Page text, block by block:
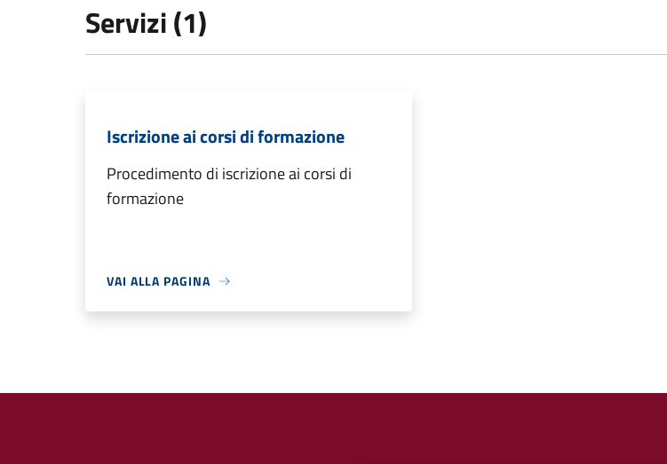
Servizi (1)
Iscrizione ai corsi di formazione
Procedimento di iscrizione ai corsi di
formazione
VAI ALLA PAGINA